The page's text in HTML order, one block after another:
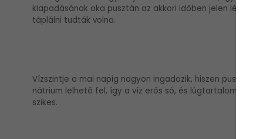
kiapadásának oka pusztán az akkori időben jelen lévő
táplálni tudták volna.
Vízszintje a mai napig nagyon ingadozik, hiszen pusztán
nátrium lelhető fel, így a víz erős só, és lúgtartalommal
szikes.